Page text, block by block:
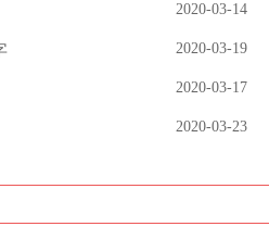
2020-03-14
2020-03-19
2020-03-17
2020-03-23